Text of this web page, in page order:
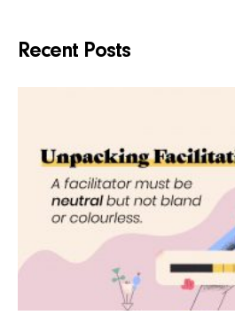
Recent Posts